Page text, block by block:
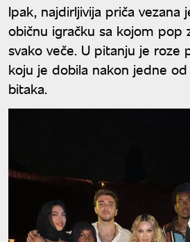
Ipak, najdirljivija priča vezana
običnu igračku sa kojom pop
svako veče. U pitanju je roze
koju je dobila nakon jedne
bitaka.